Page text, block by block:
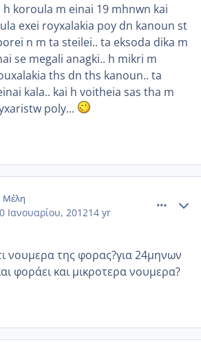
koroula m einai 19 mhnwn kai
exei royxalakia poy dn kanoun st
n m ta steilei.. ta eksoda dika m
se megali anagki.. h mikri m
ths dn ths kanoun.. ta
kala.. kai h voitheia sas tha m
poly...
Μέλη
Ιανουαρίου, 201214 yr
νουμερα της φορας?για 24μηνων
φοράει και μικροτερα νουμερα?